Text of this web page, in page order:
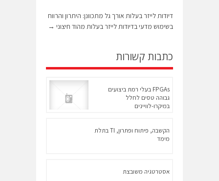
דיודות לייזר בעלות אורך גל מתכוונן: היתרון והרווח
בשימוש מדעי בדיודות לייזר בעלות מהוד חיצוני →
כתבות קשורות
FPGAs בעלי רמת ביצועים
גבוהה טסים לחלל
במיקרו-לוויינים
הקשבה, פיתוח ופתרון, TI בתלת
מימד
אסטרטגיה משובצת